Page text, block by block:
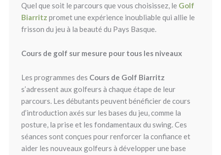
Quel que soit le parcours que vous choisissez, le Golf
Biarritz promet une expérience inoubliable qui allie le
frisson du jeu à la beauté du Pays Basque.
Cours de golf sur mesure pour tous les niveaux
Les programmes des Cours de Golf Biarritz
s’adressent aux golfeurs à chaque étape de leur
parcours. Les débutants peuvent bénéficier de cours
d’introduction axés sur les bases du jeu, comme la
posture, la prise et les fondamentaux du swing. Ces
séances sont conçues pour renforcer la confiance et
aider les nouveaux golfeurs à développer une base